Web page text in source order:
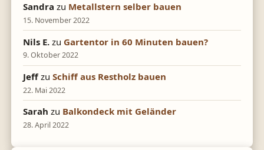
Sandra zu Metallstern selber bauen
15. November 2022
Nils E. zu Gartentor in 60 Minuten bauen?
9. Oktober 2022
JeffzuSchiff aus Restholz bauen
22. Mai 2022
Sarah zu Balkondeck mit Geländer
28. April 2022